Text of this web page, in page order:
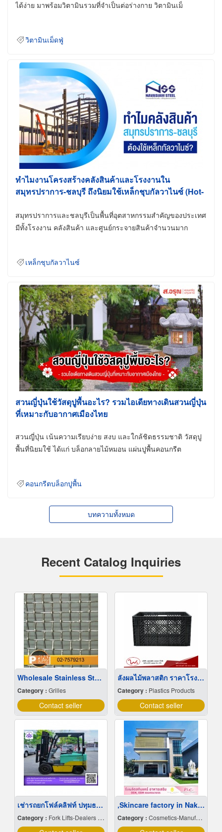
ได้ง่าย มาพร้อมวิตามินรวมที่จำเป็นต่อร่างกาย วิตามินเม็
วิตามินเม็ดฟู่
ทำไมงานโครงสร้างคลังสินค้าและโรงงานใน
สมุทรปราการ-ชลบุรี ถึงนิยมใช้เหล็กชุบกัลวาไนซ์ (Hot-
สมุทรปราการและชลบุรีเป็นพื้นที่อุตสาหกรรมสำคัญของประเทศ
มีทั้งโรงงาน คลังสินค้า และศูนย์กระจายสินค้าจำนวนมาก
เหล็กชุบกัลวาไนซ์
สวนญี่ปุ่นใช้วัสดุปูพื้นอะไร? รวมไอเดียทางเดินสวนญี่ปุ่น
ที่เหมาะกับอากาศเมืองไทย
สวนญี่ปุ่น เน้นความเรียบง่าย สงบ และใกล้ชิดธรรมชาติ วัสดุปู
พื้นที่นิยมใช้ ได้แก่ บล็อกลายไม้หมอน แผ่นปูพื้นคอนกรีต
คอนกรีตบล็อกปูพื้น
บทความทั้งหมด
Recent Catalog Inquiries
Wholesale Stainless Steel Wire Netting
Category : Grilles
Contact seller
ลังผลไม้พลาสติก ราคาโรงงาน
Category : Plastics Products
Contact seller
เช่ารถยกโฟล์คลิฟท์ ปทุมธานี
Category : Fork Lifts-Dealers & Service
,Skincare factory in Nakhon Pathom
Category : Cosmetics-Manufacturers Service